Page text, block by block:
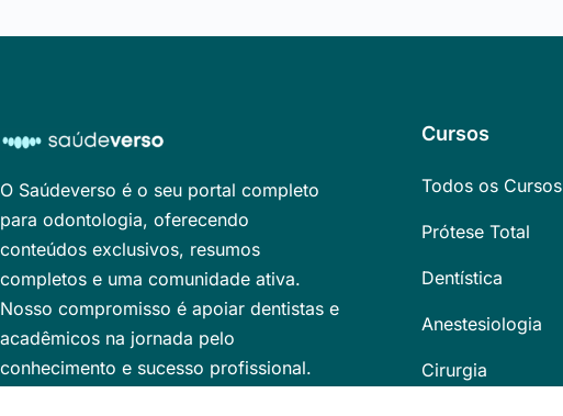
O Saúdeverso é o seu portal completo
para odontologia, oferecendo
conteúdos exclusivos, resumos
completos e uma comunidade ativa.
Nosso compromisso é apoiar dentistas e
acadêmicos na jornada pelo
conhecimento e sucesso profissional.
Cursos
Todos os Cursos
Prótese Total
Dentística
Anestesiologia
Cirurgia